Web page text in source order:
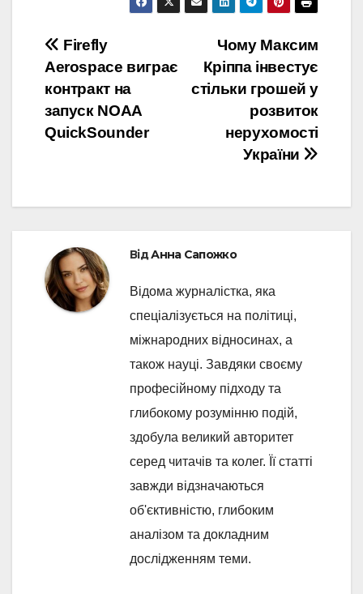
Навігація
записів
Чому Максим
Кріппа інвестує
стільки грошей у
розвиток
нерухомості
України
Firefly
Aerospace виграє
контракт на
запуск NOAA
QuickSounder
ВідАнна Сапожко
Відома журналістка, яка
спеціалізується на політиці,
міжнародних відносинах, а
також науці. Завдяки своєму
професійному підходу та
глибокому розумінню подій,
здобула великий авторитет
серед читачів та колег. Її статті
завжди відзначаються
об'єктивністю, глибоким
аналізом та докладним
дослідженням теми.